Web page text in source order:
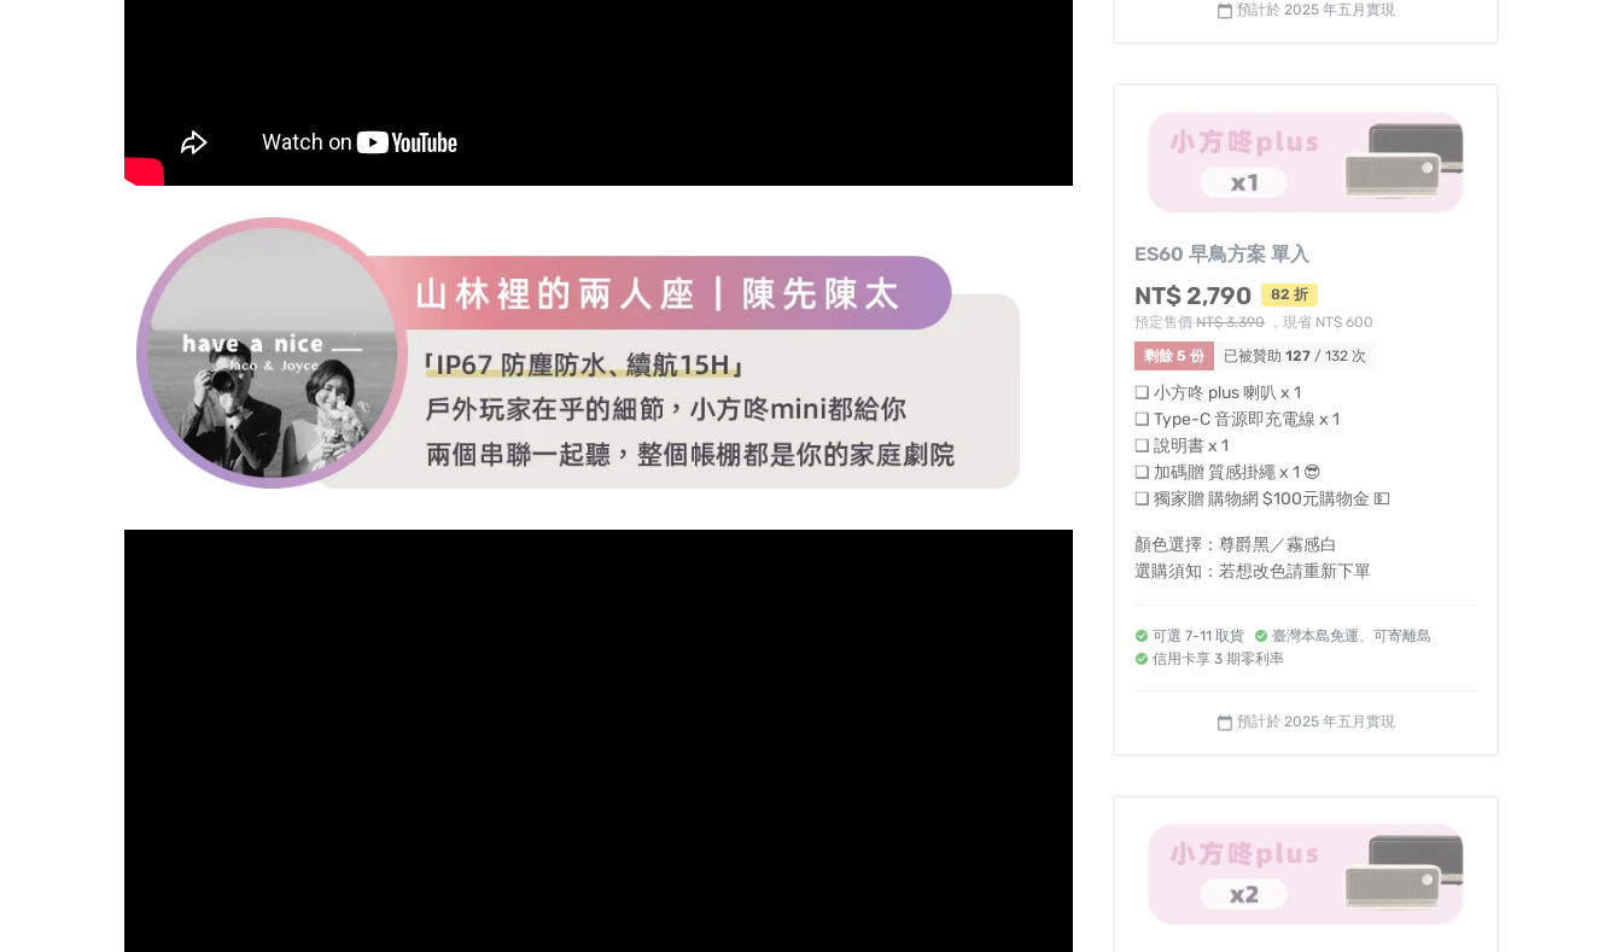
calendar_today 預計於 2025 年五月實現
ES60 早鳥方案 單入
NT$ 2,790
82 折
預定售價NT$ 3,390，現省 NT$ 600
剩餘 5 份
已被贊助127 / 132 次
❏ 小方咚 plus 喇叭 x 1
❏ Type-C 音源即充電線 x 1
❏ 說明書 x 1
❏ 加碼贈 質感掛繩 x 1 😎
❏ 獨家贈 購物網 $100元購物金 💵
顏色選擇：尊爵黑／霧感白
選購須知：若想改色請重新下單
可選 7-11 取貨
臺灣本島免運、可寄離島
信用卡享 3 期零利率
calendar_today 預計於 2025 年五月實現